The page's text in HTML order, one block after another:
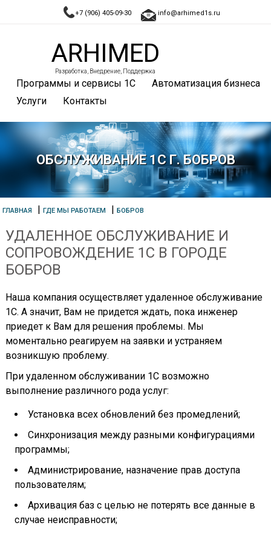
+7 (906) 405-09-30 info@arhimed1s.ru
ARHIMED
Разработка, Внедрение, Поддержка
Программы и сервисы 1С
Автоматизация бизнеса
Услуги
Контакты
ОБСЛУЖИВАНИЕ 1С Г. БОБРОВ
ГЛАВНАЯ |ГДЕ МЫ РАБОТАЕМ |БОБРОВ
УДАЛЕННОЕ ОБСЛУЖИВАНИЕ И
СОПРОВОЖДЕНИЕ 1С В ГОРОДЕ
БОБРОВ
Наша компания осуществляет удаленное обслуживание
1С. А значит, Вам не придется ждать, пока инженер
приедет к Вам для решения проблемы. Мы
моментально реагируем на заявки и устраняем
возникшую проблему.
При удаленном обслуживании 1С возможно
выполнение различного рода услуг:
Установка всех обновлений без промедлений;
Синхронизация между разными конфигурациями
программы;
Администрирование, назначение прав доступа
пользователям;
Архивация баз с целью не потерять все данные в
случае неисправности;